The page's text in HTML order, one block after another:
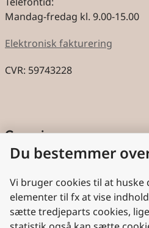
Mandag-fredag kl. 9.00-15.00
Elektronisk fakturering
CVR: 59743228
Genveje
Cookies
Aktindsigt
Persondatabeskyttelse
Du bestemmer
Vi bruger cookies til at huske
elementer til fx at vise
sætte tredjeparts cookies,